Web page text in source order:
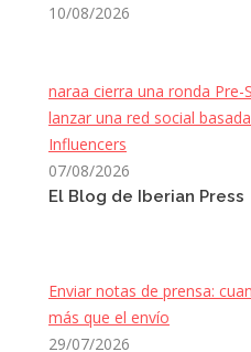
10/08/2026
naraa cierra una ronda Pre-
lanzar una red social
Influencers
07/08/2026
El Blog de Iberian Press
Enviar notas de prensa:
más que el envío
29/07/2026